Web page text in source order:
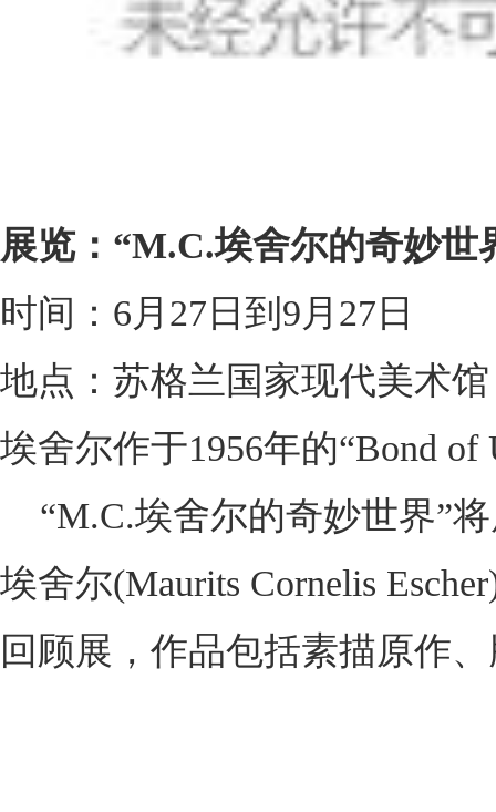
展览：“M.C.埃舍尔的奇妙世
时间：6月27日到9月27日
地点：苏格兰国家现代美术馆
埃舍尔作于1956年的“Bond of
“M.C.埃舍尔的奇妙世界”将
埃舍尔(Maurits Cornelis
回顾展，作品包括素描原作